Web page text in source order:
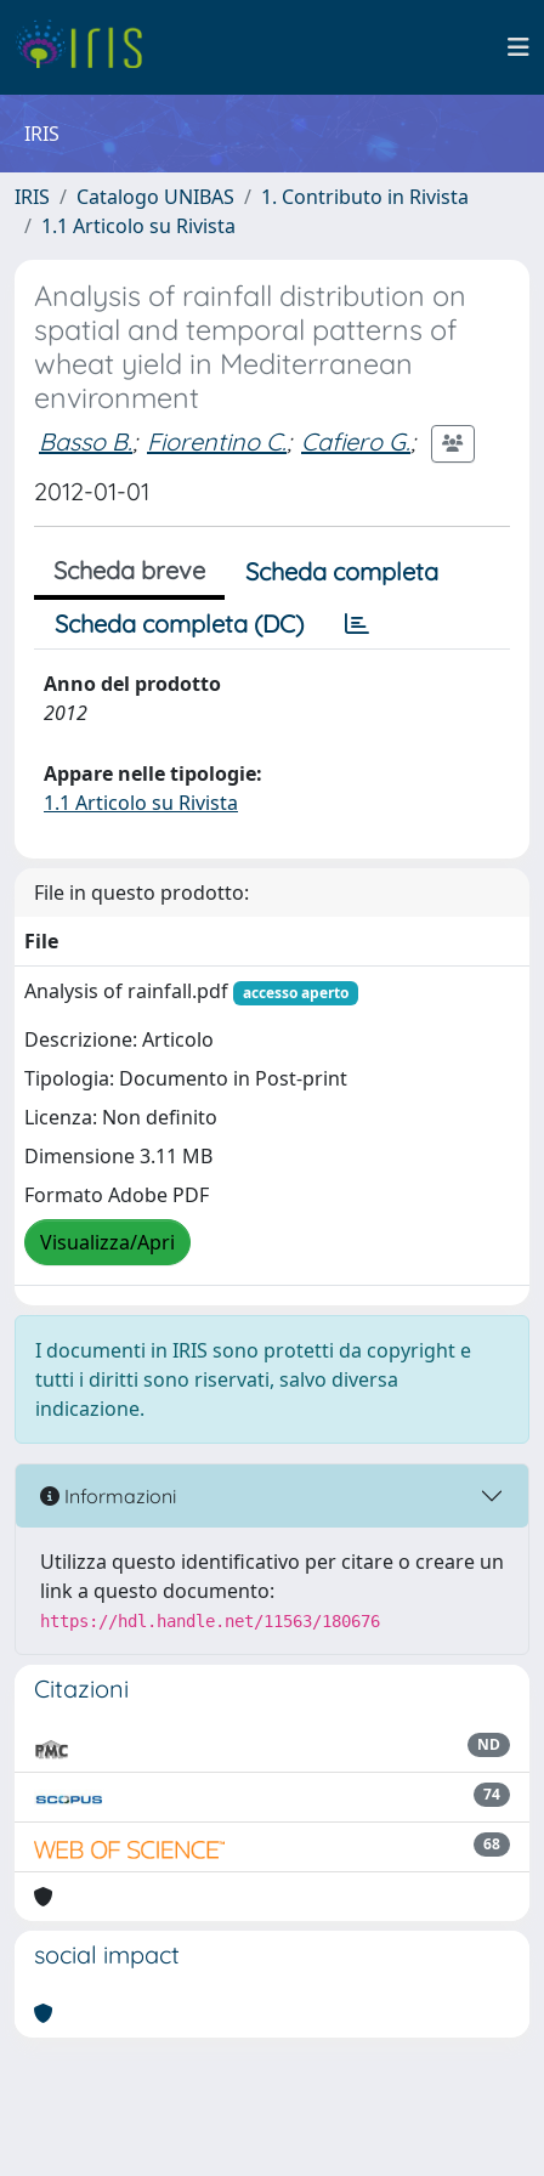
IRIS
IRIS Catalogo UNIBAS
1. Contributo in Rivista
1.1 Articolo su Rivista
Analysis of rainfall distribution on
spatial and temporal patterns of
wheat yield in Mediterranean
environment
Basso B.; Fiorentino C.; Cafiero G.;
2012-01-01
Scheda breve
Scheda completa
Scheda completa (DC)
Anno del prodotto
2012
Appare nelle tipologie:
1.1 Articolo su Rivista
File in questo prodotto:
File
Analysis of rainfall.pdf
accesso aperto
Descrizione: Articolo
Tipologia: Documento in Post-print
Licenza: Non definito
Dimensione 3.11 MB
Formato Adobe PDF
Visualizza/Apri
I documenti in IRIS sono protetti da copyright e
tutti i diritti sono riservati, salvo diversa
indicazione.
Informazioni
Utilizza questo identificativo per citare o creare un
link a questo documento:
https://hdl.handle.net/11563/180676
Citazioni
ND
74
68
social impact